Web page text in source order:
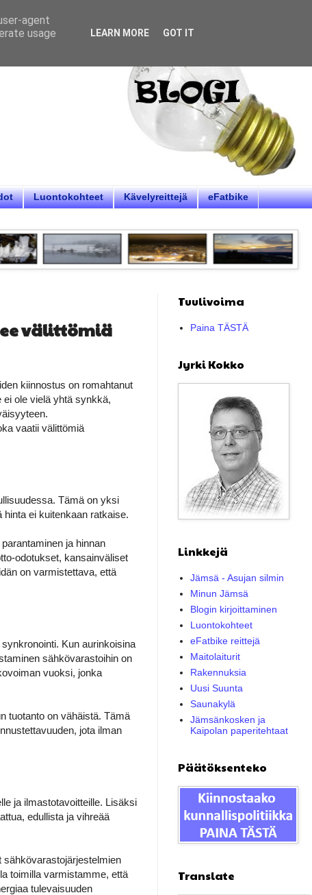
Luontokohteet Kävelyreittejä eFatbike
välittömiä
kiinnostus on romahtanut
ei ole vielä yhtä synkkä,
vaatii välittömiä
Tämä on yksi
ei kuitenkaan ratkaise.
ja hinnan
odotukset, kansainväliset
on varmistettava, että
Kun aurinkoisina
sähkövarastoihin on
vuoksi, jonka
tuotanto on vähäistä. Tämä
jota ilman
ja ilmastotavoitteille. Lisäksi
edullista ja vihreää
sähkövarastojärjestelmien
toimilla varmistamme, että
tulevaisuuden
Tuulivoima
Paina TÄSTÄ
Jyrki Kokko
Linkkejä
Jämsä - Asujan silmin
Minun Jämsä
Blogin kirjoittaminen
Luontokohteet
eFatbike reittejä
Maitolaiturit
Rakennuksia
Uusi Suunta
Saunakylä
Jämsänkosken ja
Kaipolan paperitehtaat
Päätöksenteko
Translate
agent
usage
LEARN MORE GOT IT